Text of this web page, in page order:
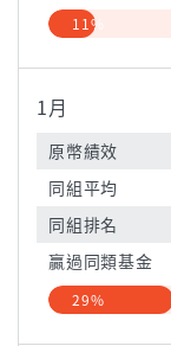
11%
1月
原幣績效
同組平均
同組排名
贏過同類基金
29%